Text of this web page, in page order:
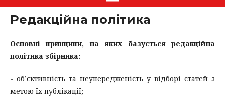
Редакційна політика
Основні принципи, на яких базується редакційна
політика збірника:
- об’єктивність та неупередженість у відборі статей з
метою їх публікації;